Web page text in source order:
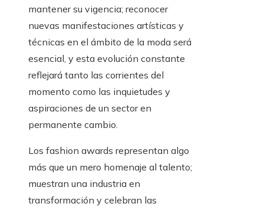
mantener su vigencia; reconocer
nuevas manifestaciones artísticas y
técnicas en el ámbito de la moda será
esencial, y esta evolución constante
reflejará tanto las corrientes del
momento como las inquietudes y
aspiraciones de un sector en
permanente cambio.
Los fashion awards representan algo
más que un mero homenaje al talento;
muestran una industria en
transformación y celebran las